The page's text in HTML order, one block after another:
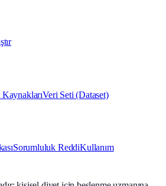
Veri Seti (Dataset)
Sorumluluk ReddiKullanım